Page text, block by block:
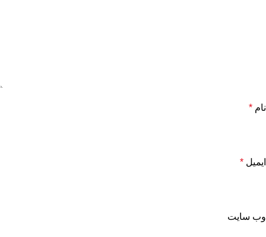
نام *
ایمیل *
وب‌ سایت